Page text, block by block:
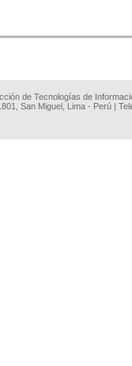
de Tecnologías de
San Miguel, Lima - Perú |